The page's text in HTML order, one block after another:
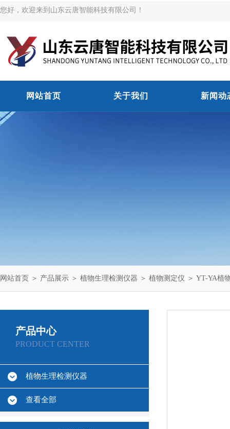
您好，欢迎来到山东云唐智能科技有限公司！
网站首页 关于我们 新闻动
网站首页 ＞ 产品展示 ＞ 植物生理检测仪器 ＞ 植物测定仪 ＞ YT-YA植
产品中心
PRODUCT CENTER
植物生理检测仪器
查看全部